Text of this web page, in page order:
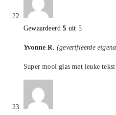
Gewaardeerd5 uit 5
Yvonne R. (geverifieerde
Super mooi glas met leuke